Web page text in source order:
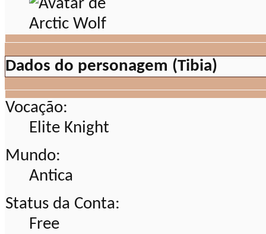
Dados do personagem (Tibia)
Vocação:
Elite Knight
Mundo:
Antica
Status da Conta:
Free